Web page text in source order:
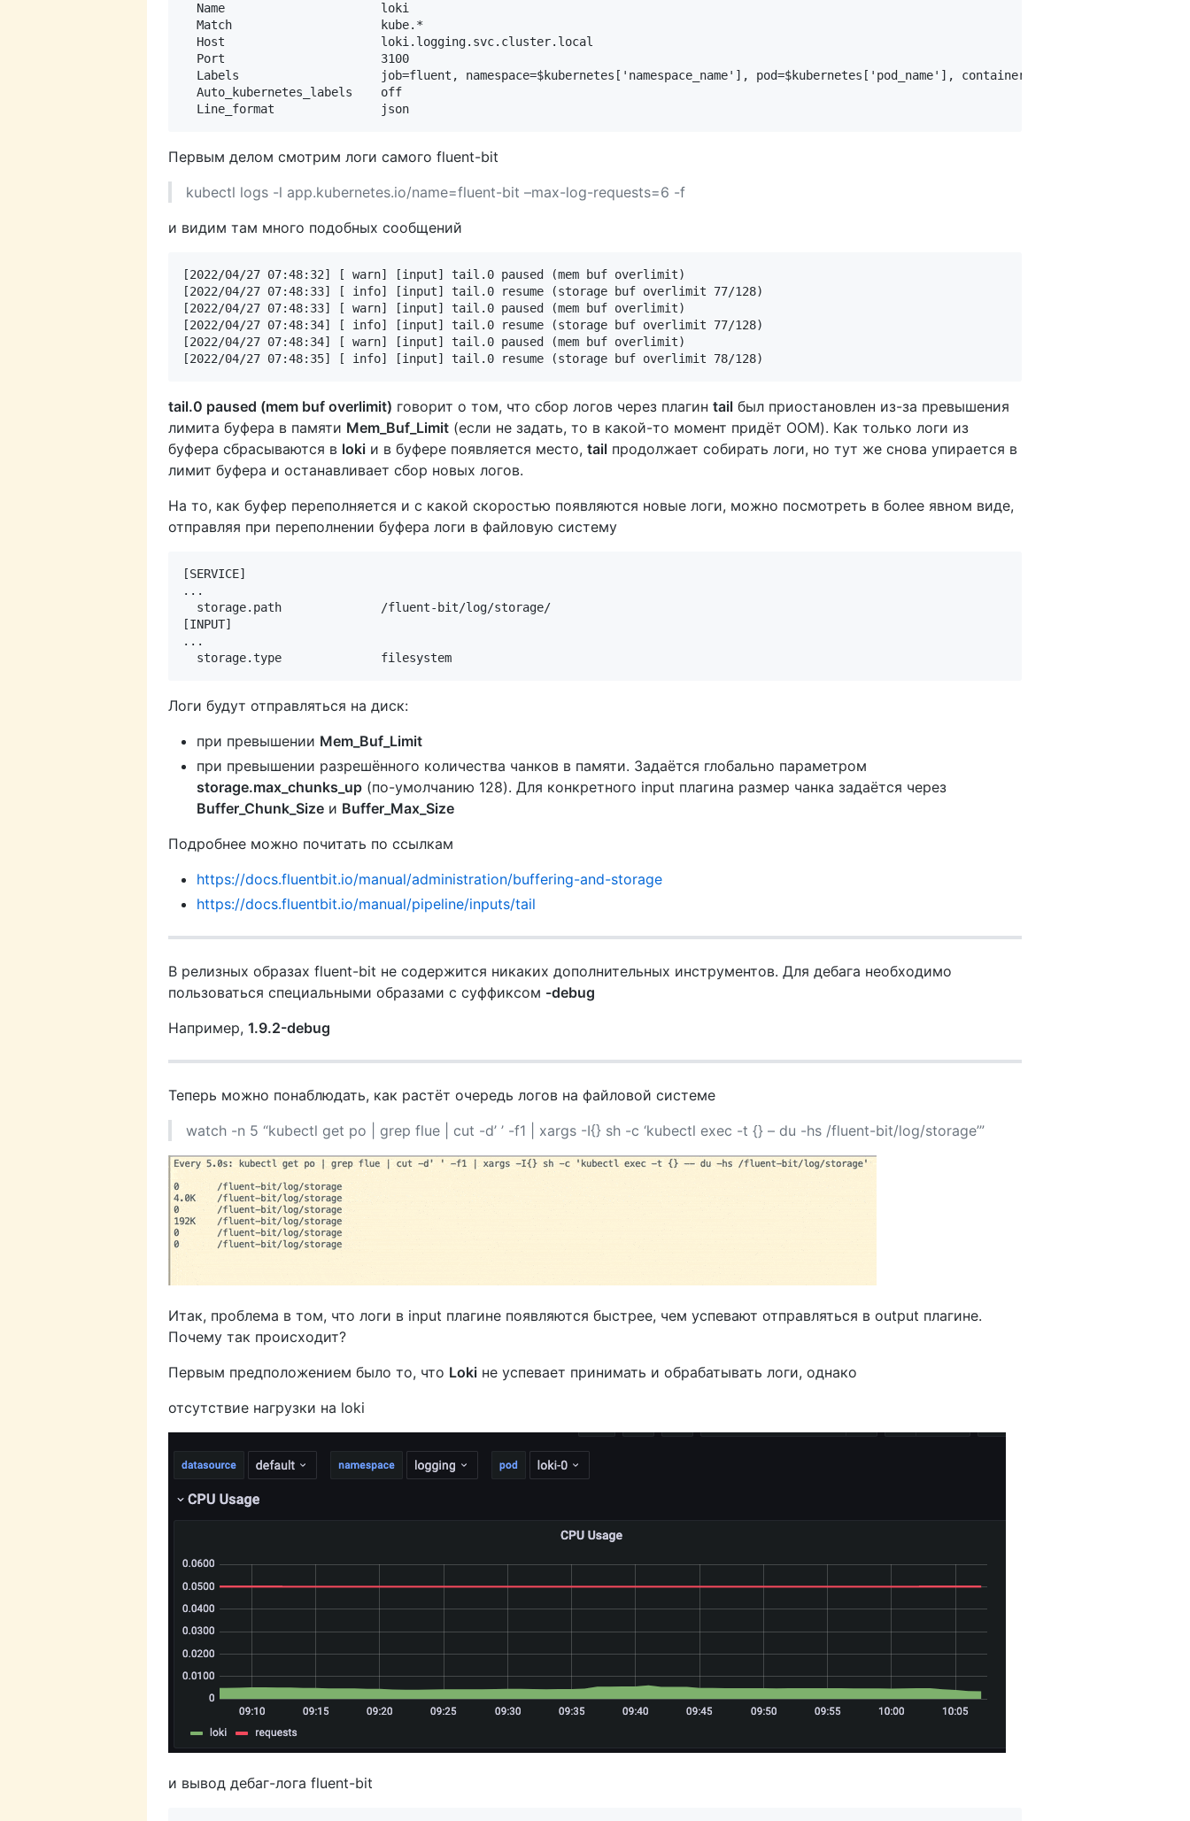
  Name                      loki
  Match                     kube.*
  Host                      loki.logging.svc.cluster.local
  Port                      3100
Labels                    job=fluent, namespace=$kubernetes['namespace_name'], pod=$kubernetes['pod_name'],
  Auto_kubernetes_labels    off
Первым делом смотрим логи самого fluent-bit
kubectl logs -l app.kubernetes.io/name=fluent-bit –max-log-requests=6 -f
и видим там много подобных сообщений
[2022/04/27 07:48:32] [ warn] [input] tail.0 paused (mem buf overlimit)
[2022/04/27 07:48:33] [ info] [input] tail.0 resume (storage buf overlimit 77/128)
[2022/04/27 07:48:33] [ warn] [input] tail.0 paused (mem buf overlimit)
[2022/04/27 07:48:34] [ info] [input] tail.0 resume (storage buf overlimit 77/128)
[2022/04/27 07:48:34] [ warn] [input] tail.0 paused (mem buf overlimit)
tail.0 paused (mem buf overlimit) говорит о том, что сбор логов через плагин tail был приостановлен из-за превышения
лимита буфера в памяти Mem_Buf_Limit (если не задать, то в какой-то момент придёт ООМ). Как только логи из
буфера сбрасываются в loki и в буфере появляется место, tail продолжает собирать логи, но тут же снова упирается в
лимит буфера и останавливает сбор новых логов.
На то, как буфер переполняется и с какой скоростью появляются новые логи, можно посмотреть в более явном виде,
отправляя при переполнении буфера логи в файловую систему
[SERVICE]
...
  storage.path              /fluent-bit/log/storage/
[INPUT]
...
Логи будут отправляться на диск:
при превышении Mem_Buf_Limit
при превышении разрешённого количества чанков в памяти. Задаётся глобально параметром
storage.max_chunks_up (по-умолчанию 128). Для конкретного input плагина размер чанка задаётся через
Buffer_Chunk_Size и Buffer_Max_Size
Подробнее можно почитать по ссылкам
https://docs.fluentbit.io/manual/administration/buffering-and-storage
https://docs.fluentbit.io/manual/pipeline/inputs/tail
В релизных образах fluent-bit не содержится никаких дополнительных инструментов. Для дебага необходимо
пользоваться специальными образами с суффиксом -debug
Например, 1.9.2-debug
Теперь можно понаблюдать, как растёт очередь логов на файловой системе
watch -n 5 “kubectl get po | grep flue | cut -d’ ’ -f1 | xargs -I{} sh -c ‘kubectl exec -t {} – du -hs /fluent-bit/log/storage’”
Итак, проблема в том, что логи в input плагине появляются быстрее, чем успевают отправляться в output плагине.
Почему так происходит?
Первым предположением было то, что Loki не успевает принимать и обрабатывать логи, однако
отсутствие нагрузки на loki
и вывод дебаг-лога fluent-bit